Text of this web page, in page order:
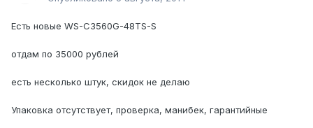
Есть новые WS-C3560G-48TS-S
отдам по 35000 рублей
есть несколько штук, скидок не делаю
Упаковка отсутствует, проверка, манибек, гарантийные